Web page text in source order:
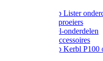
Weidepomp Lister
Nippels / Sproeiers
Drinknippel-onderdelen
Drinkbak accessoires
Weidepomp Kerbl P100